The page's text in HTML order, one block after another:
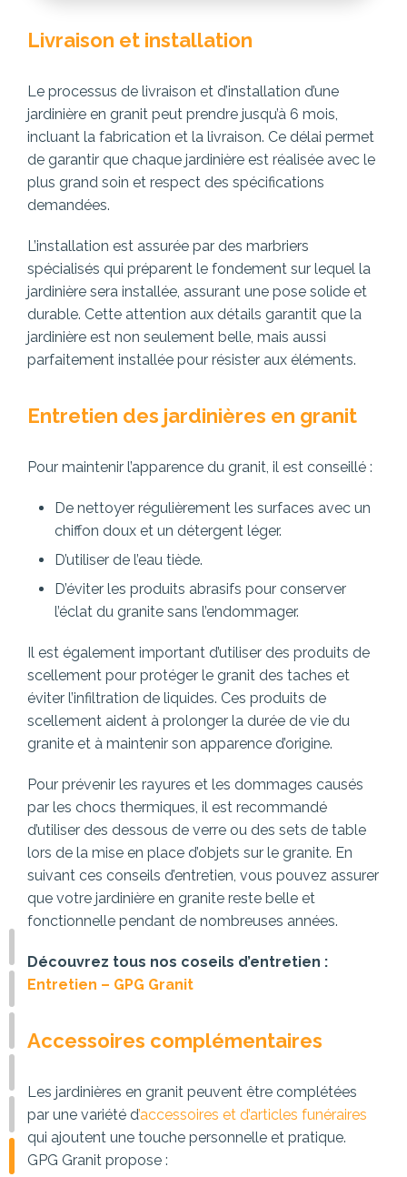
Livraison et installation
Le processus de livraison et d’installation d’une
jardinière en granit peut prendre jusqu’à 6 mois,
incluant la fabrication et la livraison. Ce délai permet
de garantir que chaque jardinière est réalisée avec le
plus grand soin et respect des spécifications
demandées.
L’installation est assurée par des marbriers
spécialisés qui préparent le fondement sur lequel la
jardinière sera installée, assurant une pose solide et
durable. Cette attention aux détails garantit que la
jardinière est non seulement belle, mais aussi
parfaitement installée pour résister aux éléments.
Entretien des jardinières en granit
Pour maintenir l’apparence du granit, il est conseillé :
De nettoyer régulièrement les surfaces avec un
chiffon doux et un détergent léger.
D’utiliser de l’eau tiède.
D’éviter les produits abrasifs pour conserver
l’éclat du granite sans l’endommager.
Il est également important d’utiliser des produits de
scellement pour protéger le granit des taches et
éviter l’infiltration de liquides. Ces produits de
scellement aident à prolonger la durée de vie du
granite et à maintenir son apparence d’origine.
Pour prévenir les rayures et les dommages causés
par les chocs thermiques, il est recommandé
d’utiliser des dessous de verre ou des sets de table
lors de la mise en place d’objets sur le granite. En
suivant ces conseils d’entretien, vous pouvez assurer
que votre jardinière en granite reste belle et
fonctionnelle pendant de nombreuses années.
Découvrez tous nos coseils d’entretien :
Entretien – GPG Granit
Accessoires complémentaires
Les jardinières en granit peuvent être complétées
par une variété d’accessoires et d’articles funéraires
qui ajoutent une touche personnelle et pratique.
GPG Granit propose :